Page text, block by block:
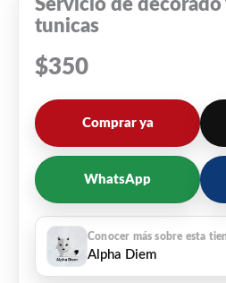
Servicio de
tunicas
$350
Comprar ya
WhatsApp
Alpha Diem